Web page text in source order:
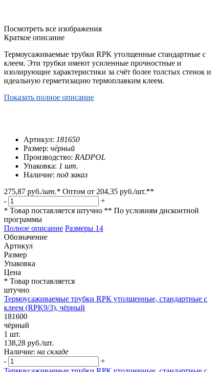
Посмотреть все изображения
Краткое описание
Термоусаживаемые трубки RPK утолщенные стандартные с
клеем. Эти трубки имеют усиленные прочностные и
изолирующие характеристики за счёт более толстых стенок и
идеальную герметизацию термоплавким клеем.
Показать полное описание
Артикул: 181650
Размер: чёрный
Производство: RADPOL
Упаковка: 1 шт.
Наличие: под заказ
275,87 руб./шт.* Оптом от 204,35 руб./шт.**
-
+
* Товар поставляется штучно ** По условиям дисконтной
программы
Полное описание Размеры 14
Обозначение
Артикул
Размер
Упаковка
Цена
* Товар поставляется
штучно
Термоусаживаемые трубки RPК утолщенные, стандартные с
клеем (RPK9/3), чёрный
181600
чёрный
1 шт.
138,28 руб./шт.
Наличие: на складе
-
+